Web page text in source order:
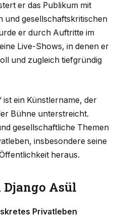
er das Publikum mit
und gesellschaftskritischen
er durch Auftritte im
Live-Shows, in denen er
und zugleich tiefgründig
ist ein Künstlername, der
Bühne unterstreicht.
gesellschaftliche Themen
insbesondere seine
heraus.
Asül
Privatleben